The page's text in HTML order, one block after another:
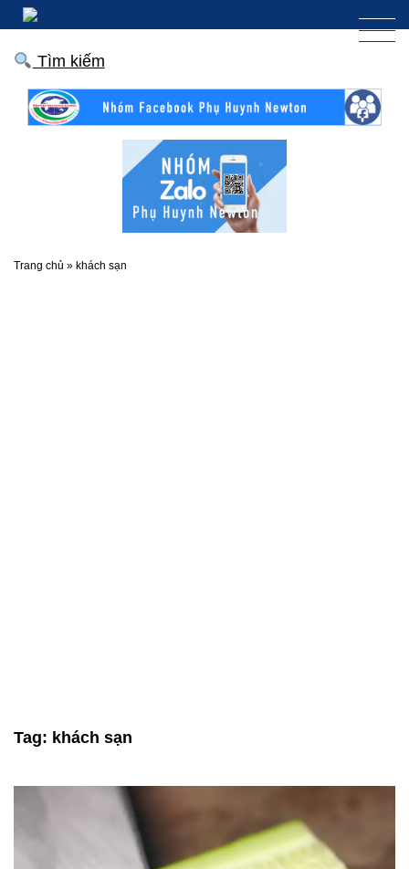
Tìm kiếm
Trang chủ » khách sạn
Tag: khách sạn